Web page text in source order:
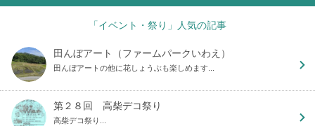
「イベント・祭り」人気の記事
田んぼアート（ファームパークいわえ）
田んぼアートの他に花しょうぶも楽しめます...
第２８回 高柴デコ祭り
高柴デコ祭り...